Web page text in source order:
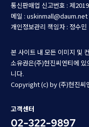
통신판매업 신고번호 : 제
메일 : uskinmall@daum.net
개인정보관리 책임자 : 정수민
본 사이트 내 모든 이미지 및
소유권은(주)현진씨엔티에
니다.
Copyright (c) by (주)현진
고객센터
02-322-9897